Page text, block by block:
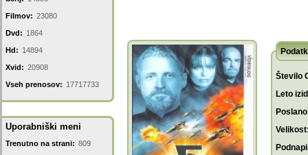
Filmov: 23080
Dvd: 1864
Hd: 14894
Xvid: 20908
Vseh prenosov: 17717733
Uporabniški meni
Trenutno na strani: 809
Število
Leto